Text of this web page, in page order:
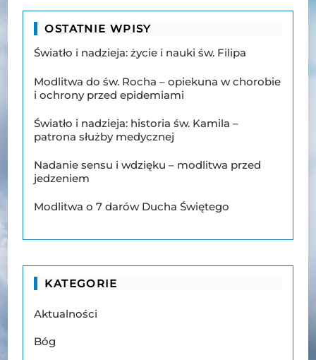
OSTATNIE WPISY
Światło i nadzieja: życie i nauki św. Filipa
Modlitwa do św. Rocha – opiekuna w chorobie
i ochrony przed epidemiami
Światło i nadzieja: historia św. Kamila –
patrona służby medycznej
Nadanie sensu i wdzięku – modlitwa przed
jedzeniem
Modlitwa o 7 darów Ducha Świętego
KATEGORIE
Aktualności
Bóg